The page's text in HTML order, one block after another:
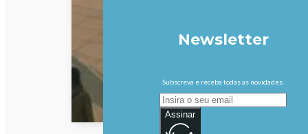
Newsletter
Subscreva e receba todas as novidades.
Assinar